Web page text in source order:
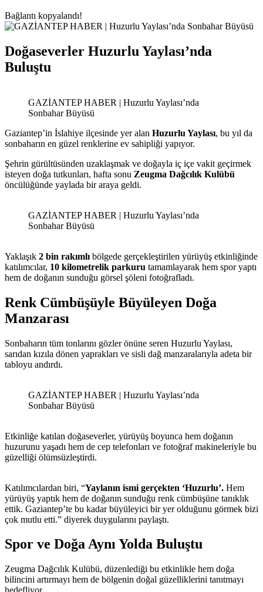
Bağlantı kopyalandı!
Doğaseverler Huzurlu Yaylası’nda
Buluştu
GAZİANTEP HABER | Huzurlu Yaylası’nda
Sonbahar Büyüsü
Gaziantep’in İslahiye ilçesinde yer alan Huzurlu Yaylası, bu yıl da
sonbaharın en güzel renklerine ev sahipliği yapıyor.
Şehrin gürültüsünden uzaklaşmak ve doğayla iç içe vakit geçirmek
isteyen doğa tutkunları, hafta sonu Zeugma Dağcılık Kulübü
öncülüğünde yaylada bir araya geldi.
GAZİANTEP HABER | Huzurlu Yaylası’nda
Sonbahar Büyüsü
Yaklaşık 2 bin rakımlı bölgede gerçekleştirilen yürüyüş etkinliğinde
katılımcılar, 10 kilometrelik parkuru tamamlayarak hem spor yaptı
hem de doğanın sunduğu görsel şöleni fotoğrafladı.
Renk Cümbüşüyle Büyüleyen Doğa
Manzarası
Sonbaharın tüm tonlarını gözler önüne seren Huzurlu Yaylası,
sarıdan kızıla dönen yaprakları ve sisli dağ manzaralarıyla adeta bir
tabloyu andırdı.
GAZİANTEP HABER | Huzurlu Yaylası’nda
Sonbahar Büyüsü
Etkinliğe katılan doğaseverler, yürüyüş boyunca hem doğanın
huzurunu yaşadı hem de cep telefonları ve fotoğraf makineleriyle bu
güzelliği ölümsüzleştirdi.
Katılımcılardan biri, “Yaylanın ismi gerçekten ‘Huzurlu’. Hem
yürüyüş yaptık hem de doğanın sunduğu renk cümbüşüne tanıklık
ettik. Gaziantep’te bu kadar büyüleyici bir yer olduğunu görmek bizi
çok mutlu etti.” diyerek duygularını paylaştı.
Spor ve Doğa Aynı Yolda Buluştu
Zeugma Dağcılık Kulübü, düzenlediği bu etkinlikle hem doğa
bilincini artırmayı hem de bölgenin doğal güzelliklerini tanıtmayı